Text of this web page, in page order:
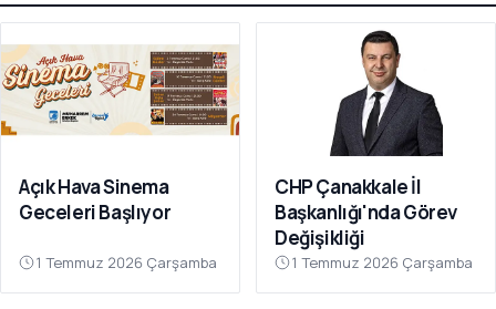
Açık Hava Sinema
Geceleri Başlıyor
1 Temmuz 2026 Çarşamba
CHP Çanakkale İl
Başkanlığı'nda Görev
Değişikliği
1 Temmuz 2026 Çarşamba